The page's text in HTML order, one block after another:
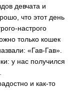
девчата и
что этот день
настрого
только кошек
«Гав-Гав».
у нас получился
и как-то